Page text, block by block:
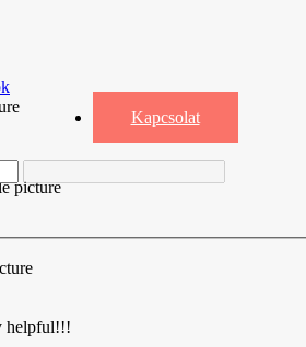
Kapcsolat
helpful!!!